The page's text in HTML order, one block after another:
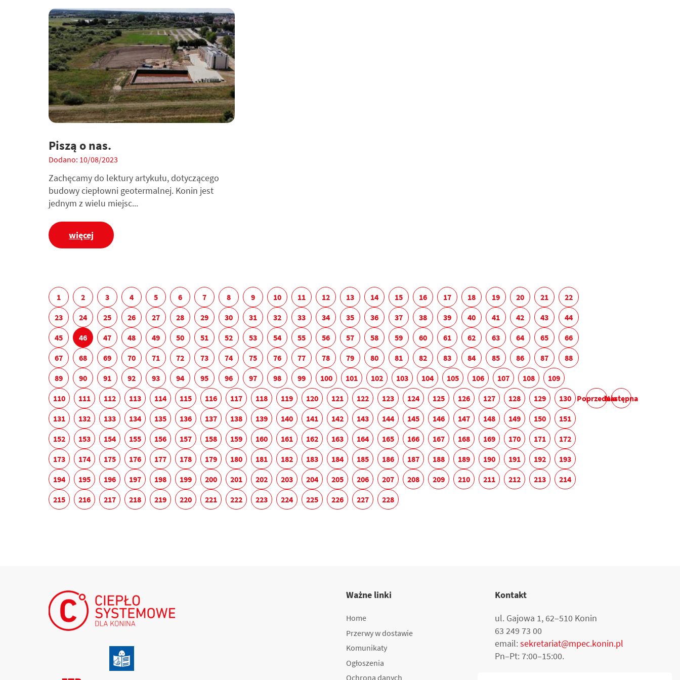
Piszą o nas.
Dodano: 10/08/2023
Zachęcamy do lektury artykułu, dotyczącego
budowy ciepłowni geotermalnej. Konin jest
jednym z wielu miejsc...
więcej
PoprzedniaNastępna
1 2 3 4 5 6 7 8 9 10 11 12 13 14 15 16 17 18 19 20 21
22
23
24 25 26 27 28 29 30 31 32 33 34 35 36 37 38 39 40 41 42 43
44
45
46 47 48 49 50 51 52 53 54 55 56 57 58 59 60 61 62 63 64 65
66
67
68 69 70 71 72 73 74 75 76 77 78 79 80 81 82 83 84 85 86 87
88
89
90 91 92 93 94 95 96 97 98 99 100 101 102 103 104 105 106 107 108
109
110
111 112 113 114 115 116 117 118 119 120 121 122 123 124 125 126 127 128 129
130
131
132 133 134 135 136 137 138 139 140 141 142 143 144 145 146 147 148 149 150
151
152
153 154 155 156 157 158 159 160 161 162 163 164 165 166 167 168 169 170 171
172
173
174 175 176 177 178 179 180 181 182 183 184 185 186 187 188 189 190 191 192
193
194
195 196 197 198 199 200 201 202 203 204 205 206 207 208 209 210 211 212 213
214
215
216 217 218 219 220 221 222 223 224 225 226 227 228
Ważne linki
Home
Przerwy w dostawie
Komunikaty
Ogłoszenia
Ochrona danych
Kontakt
ul. Gajowa 1, 62–510 Konin
63 249 73 00
email: sekretariat@mpec.konin.pl
Pn–Pt: 7:00–15:00.